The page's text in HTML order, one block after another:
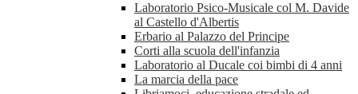
Laboratorio Psico-Musicale col M. Davide
al Castello d'Albertis
Erbario al Palazzo del Principe
Corti alla scuola dell'infanzia
Laboratorio al Ducale coi bimbi di 4 anni
La marcia della pace